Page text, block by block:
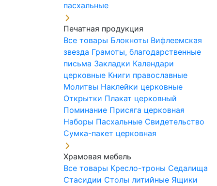
пасхальные
Печатная продукция
Все товары Блокноты Вифлеемская
звезда Грамоты, благодарственные
письма Закладки Календари
церковные Книги православные
Молитвы Наклейки церковные
Открытки Плакат церковный
Поминание Присяга церковная
Наборы Пасхальные Свидетельство
Сумка-пакет церковная
Храмовая мебель
Все товары Кресло-троны Седалища
Стасидии Столы литийные Ящики